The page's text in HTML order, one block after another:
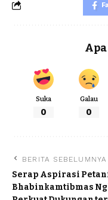
Suka
0
Galau
0
BERITA SEBELUMNYA
Serap Aspirasi
Bhabinkamtibmas